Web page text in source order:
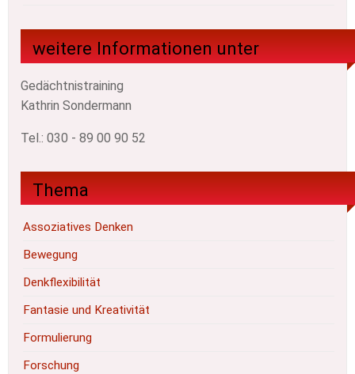
weitere Informationen unter
Gedächtnistraining
Kathrin Sondermann
Tel.: 030 - 89 00 90 52
Thema
Assoziatives Denken
Bewegung
Denkflexibilität
Fantasie und Kreativität
Formulierung
Forschung